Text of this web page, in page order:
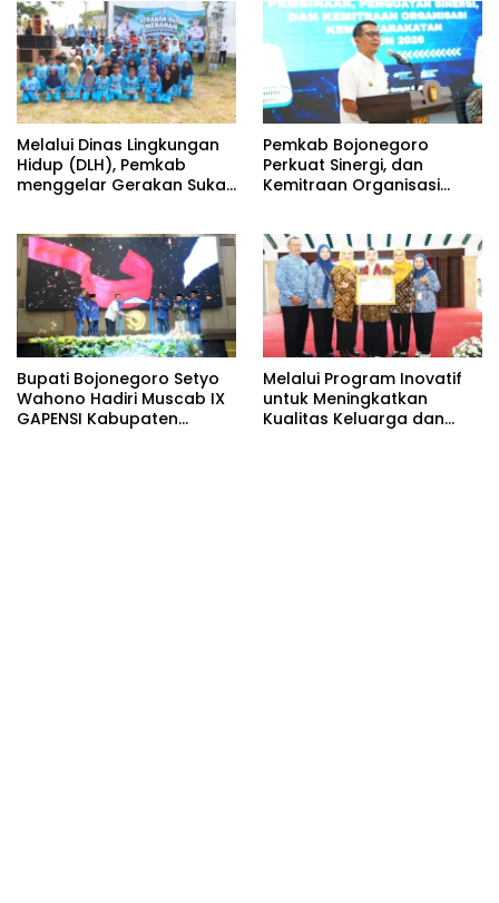
Melalui Dinas Lingkungan
Hidup (DLH), Pemkab
menggelar Gerakan Suka
Pemkab Bojonegoro
Perkuat Sinergi, dan
Kemitraan Organisasi
Bupati Bojonegoro Setyo
Wahono Hadiri Muscab IX
GAPENSI Kabupaten
Melalui Program Inovatif
untuk Meningkatkan
Kualitas Keluarga dan